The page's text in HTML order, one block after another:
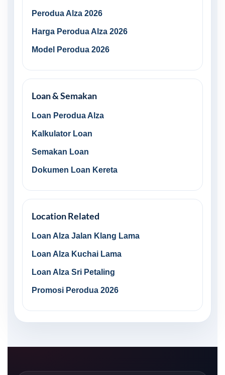
Perodua Alza 2026
Harga Perodua Alza 2026
Model Perodua 2026
Loan & Semakan
Loan Perodua Alza
Kalkulator Loan
Semakan Loan
Dokumen Loan Kereta
Location Related
Loan Alza Jalan Klang Lama
Loan Alza Kuchai Lama
Loan Alza Sri Petaling
Promosi Perodua 2026